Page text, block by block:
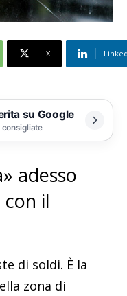
X
su Google
adesso
il
di soldi. È la
zona di